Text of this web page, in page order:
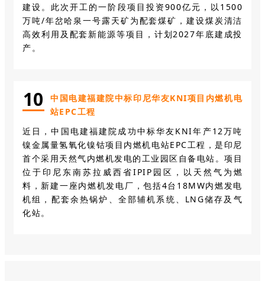
建设。此次开工的一阶段项目投资900亿元，以1500
万吨/年岔哈泉一号露天矿为配套煤矿，建设煤炭清洁
高效利用及配套新能源等项目，计划2027年底建成投
产。
10
中国电建福建院中标印尼华友KNI项目内燃机电
站EPC工程
近日，中国电建福建院成功中标华友KNI年产12万吨
镍金属量氢氧化镍钴项目内燃机电站EPC工程，是印尼
首个采用天然气内燃机发电的工业园区自备电站。项目
位于印尼东南苏拉威西省IPIP园区，以天然气为燃
料，新建一座内燃机发电厂，包括4台18MW内燃发电
机组，配套余热锅炉、全部辅机系统、LNG储存及气
化站。